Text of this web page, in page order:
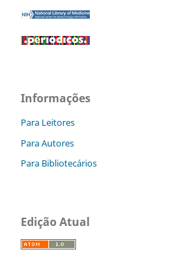
Informações
Para Leitores
Para Autores
Para Bibliotecários
Edição Atual